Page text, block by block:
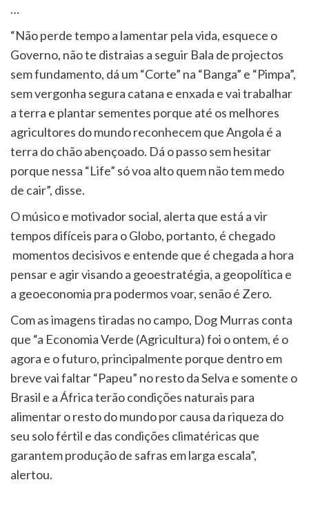
…
“Não perde tempo a lamentar pela vida, esquece o
Governo, não te distraias a seguir Bala de projectos
sem fundamento, dá um “Corte” na “Banga” e “Pimpa”,
sem vergonha segura catana e enxada e vai trabalhar
a terra e plantar sementes porque até os melhores
agricultores do mundo reconhecem que Angola é a
terra do chão abençoado. Dá o passo sem hesitar
porque nessa “Life” só voa alto quem não tem medo
de cair”, disse.
O músico e motivador social, alerta que está a vir
tempos difíceis para o Globo, portanto, é chegado
momentos decisivos e entende que é chegada a hora
pensar e agir visando a geoestratégia, a geopolítica e
a geoeconomia pra podermos voar, senão é Zero.
Com as imagens tiradas no campo, Dog Murras conta
que “a Economia Verde (Agricultura) foi o ontem, é o
agora e o futuro, principalmente porque dentro em
breve vai faltar “Papeu” no resto da Selva e somente o
Brasil e a África terão condições naturais para
alimentar o resto do mundo por causa da riqueza do
seu solo fértil e das condições climatéricas que
garantem produção de safras em larga escala”,
alertou.